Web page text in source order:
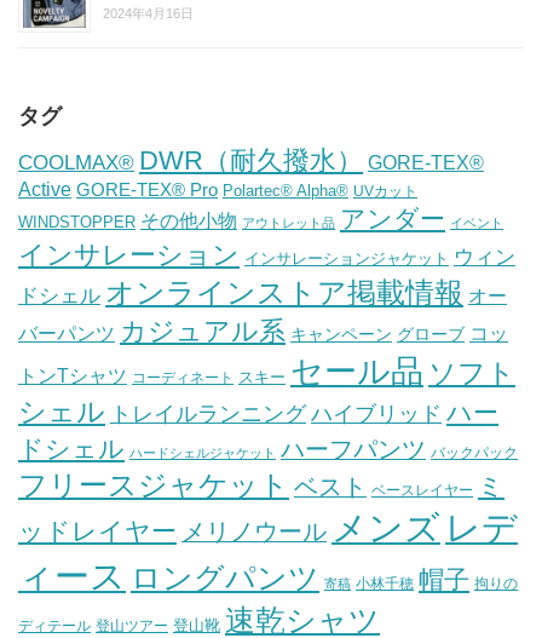
2024年4月16日
タグ
COOLMAX® DWR（耐久撥水）
GORE-TEX®
Active GORE-TEX® Pro Polartec® Alpha® UVカット
WINDSTOPPER その他小物 アウトレット品 アンダー イベント
インサレーション インサレーションジャケット ウィン
ドシェル オンラインストア掲載情報 オー
バーパンツ カジュアル系 キャンペーン グローブ コッ
トンTシャツ コーディネート スキー セール品 ソフト
シェル トレイルランニング ハイブリッド ハー
ドシェル ハードシェルジャケット ハーフパンツ バックパック
フリースジャケット ベスト ベースレイヤー
ミ
ッドレイヤー メリノウール メンズ レデ
ィース ロングパンツ 寄稿 小林千穂 帽子 拘りの
ディテール 登山ツアー 登山靴 速乾シャツ